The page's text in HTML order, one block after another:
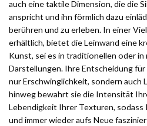
auch eine taktile Dimension, die die
anspricht und ihn förmlich dazu
berühren und zu erleben. In einer
erhältlich, bietet die Leinwand eine
Kunst, sei es in traditionellen oder
Darstellungen. Ihre Entscheidung
nur Erschwinglichkeit, sondern auch
hinweg bewahrt sie die Intensität
Lebendigkeit Ihrer Texturen,
und immer wieder aufs Neue